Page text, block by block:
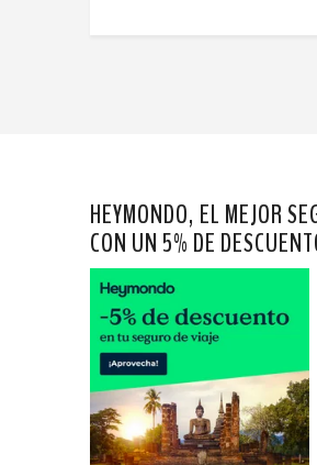
HEYMONDO, EL MEJOR
CON UN 5% DE